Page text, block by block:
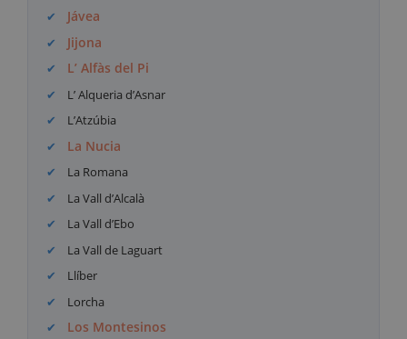
Jávea
Jijona
L’ Alfàs del Pi
L’ Alqueria d’Asnar
L’Atzúbia
La Nucia
La Romana
La Vall d’Alcalà
La Vall d’Ebo
La Vall de Laguart
Llíber
Lorcha
Los Montesinos